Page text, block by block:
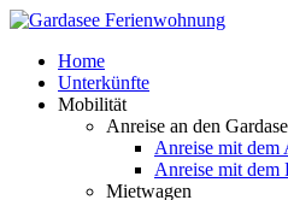
Home
Unterkünfte
Mobilität
Anreise an den
Anreise mit dem
Anreise mit dem
Mietwagen